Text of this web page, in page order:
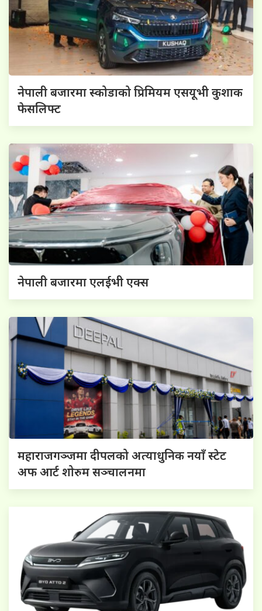
नेपाली बजारमा स्कोडाको प्रिमियम एसयूभी कुशाक
फेसलिफ्ट
नेपाली बजारमा एलईभी एक्स
महाराजगञ्जमा दीपलको अत्याधुनिक नयाँ स्टेट
अफ आर्ट शोरुम सञ्चालनमा